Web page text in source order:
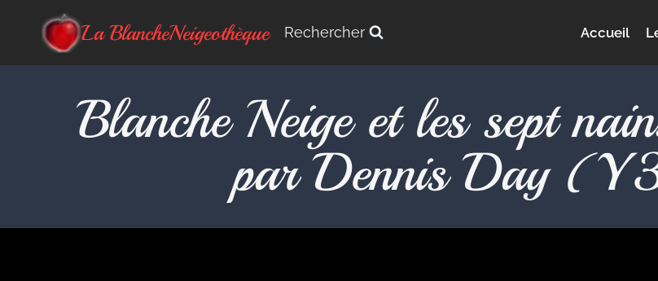
La BlancheNeigeothèque Rechercher Accueil
Blanche Neige et les sept
par Dennis Day